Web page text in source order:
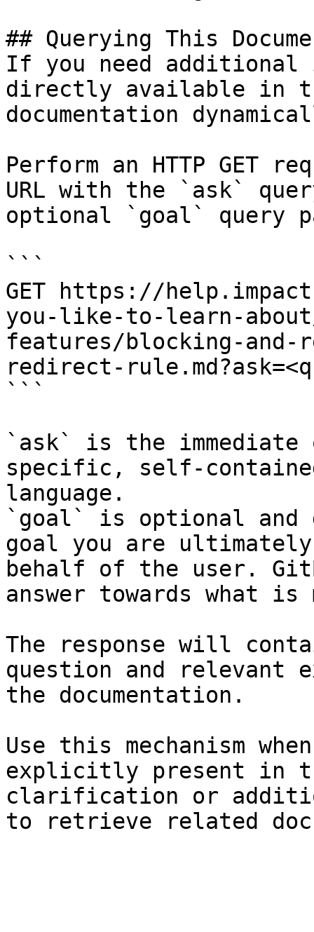
## Querying This
If you need
directly available in
documentation
Perform an HTTP GET
URL with the `ask`
optional `goal` query
```
GET https://
you-like-to-learn-
features/blocking-
redirect-
```
`ask` is the
specific, self-
language.
`goal` is optional and
goal you are
behalf of the user.
answer towards what
The response will
question and relevant
the documentation.
Use this mechanism
explicitly present in
clarification or